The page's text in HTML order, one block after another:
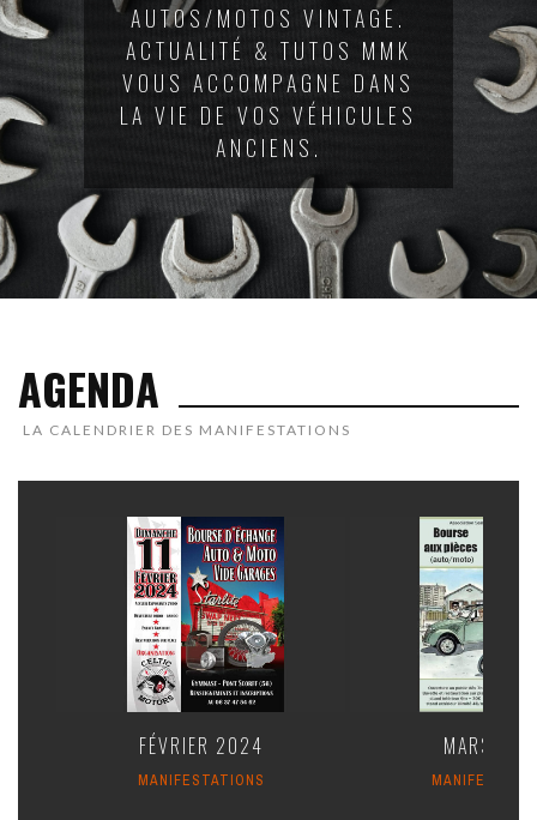
AUTOS/MOTOS VINTAGE.
ACTUALITÉ & TUTOS MMK
VOUS ACCOMPAGNE DANS
LA VIE DE VOS VÉHICULES
ANCIENS.
AGENDA
LA CALENDRIER DES MANIFESTATIONS
FÉVRIER 2024
MANIFESTATIONS
MARS